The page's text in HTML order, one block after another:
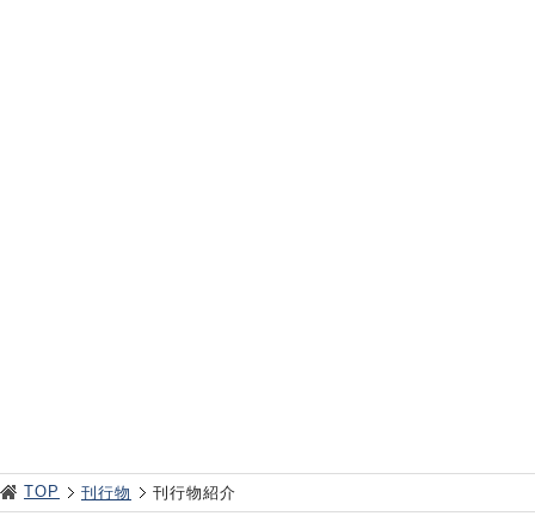
TOP 刊行物 刊行物紹介